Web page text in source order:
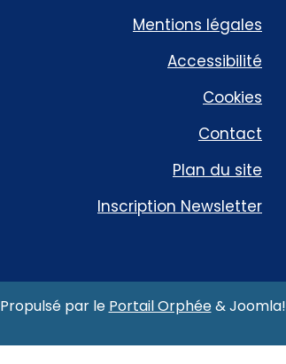
Mentions légales
Accessibilité
Cookies
Contact
Plan du site
Inscription Newsletter
Propulsé par le Portail Orphée&Joomla!